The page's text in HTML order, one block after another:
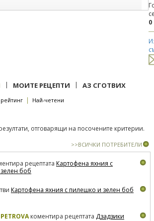
0
| МОИТЕ РЕЦЕПТИ | АЗ СГОТВИХ
| Най-четени
отговарящи на посочените критерии.
>>ВСИЧКИ ПОТРЕБИТЕЛИ
рецептата Картофена яхния с
боб
Картофена яхния с пилешко и зелен боб
коментира рецептата Дзадзики